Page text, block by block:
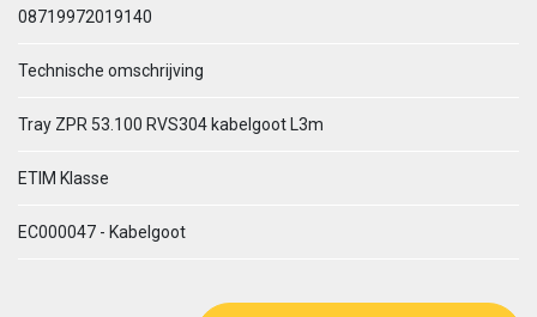
08719972019140
Technische omschrijving
Tray ZPR 53.100 RVS304 kabelgoot L3m
ETIM Klasse
EC000047 - Kabelgoot